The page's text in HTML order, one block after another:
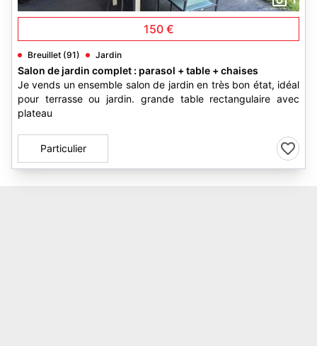
150 €
Breuillet (91) Jardin
Salon de jardin complet : parasol + table + chaises
Je vends un ensemble salon de jardin en très bon état, idéal
pour terrasse ou jardin. grande table rectangulaire avec
plateau
Particulier